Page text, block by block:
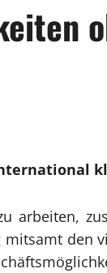
arbeiten,
den